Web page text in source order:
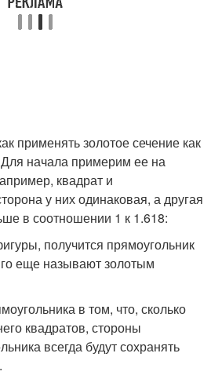
применять золотое сечение как
начала примерим ее на
квадрат и
у них одинаковая, а другая
в соотношении 1 к 1.618:
получится прямоугольник
еще называют золотым
в том, что, сколько
квадратов, стороны
всегда будут сохранять